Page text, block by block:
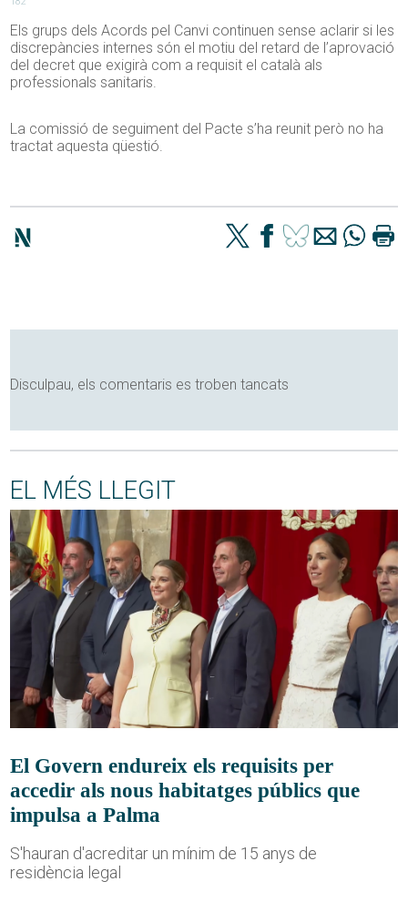
Els grups dels Acords pel Canvi continuen sense aclarir si les
discrepàncies internes són el motiu del retard de l’aprovació
del decret que exigirà com a requisit el català als
professionals sanitaris.
La comissió de seguiment del Pacte s’ha reunit però no ha
tractat aquesta qüestió.
Disculpau, els comentaris es troben tancats
EL MÉS LLEGIT
El Govern endureix els requisits per
accedir als nous habitatges públics que
impulsa a Palma
S'hauran d'acreditar un mínim de 15 anys de
residència legal